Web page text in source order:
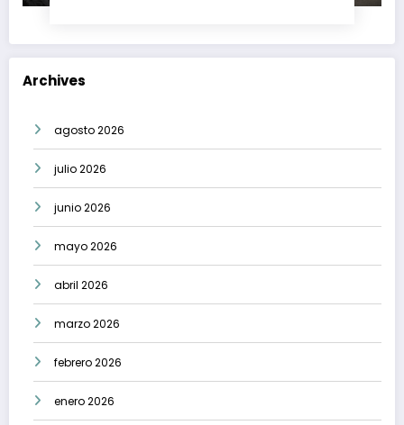
Archives
agosto 2026
julio 2026
junio 2026
mayo 2026
abril 2026
marzo 2026
febrero 2026
enero 2026